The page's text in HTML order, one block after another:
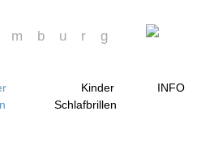
Kinder
Schlafbrillen
INFO